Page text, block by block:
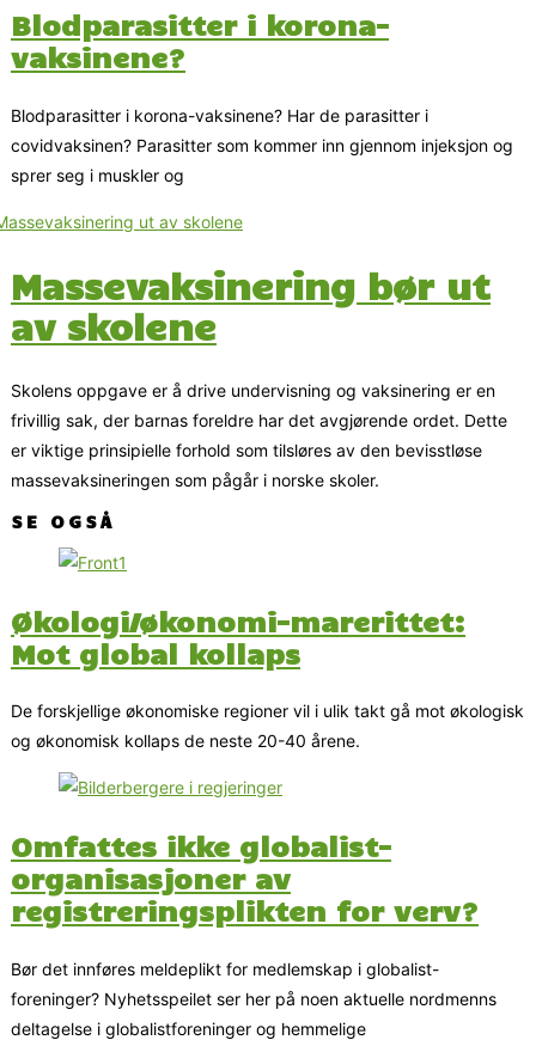
Blodparasitter i korona-
vaksinene?
Blodparasitter i korona-vaksinene? Har de parasitter i
covidvaksinen? Parasitter som kommer inn gjennom injeksjon og
sprer seg i muskler og
Massevaksinering bør ut
av skolene
Skolens oppgave er å drive undervisning og vaksinering er en
frivillig sak, der barnas foreldre har det avgjørende ordet. Dette
er viktige prinsipielle forhold som tilsløres av den bevisstløse
massevaksineringen som pågår i norske skoler.
SE OGSÅ
Økologi/økonomi-marerittet:
Mot global kollaps
De forskjellige økonomiske regioner vil i ulik takt gå mot økologisk
og økonomisk kollaps de neste 20-40 årene.
Omfattes ikke globalist-
organisasjoner av
registreringsplikten for verv?
Bør det innføres meldeplikt for medlemskap i globalist-
foreninger? Nyhetsspeilet ser her på noen aktuelle nordmenns
deltagelse i globalistforeninger og hemmelige